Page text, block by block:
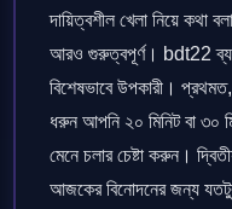
দায়িত্বশীল খেলা নিয়ে কথা
আরও গুরুত্বপূর্ণ। bdt22
বিশেষভাবে উপকারী।
ধরুন আপনি ২০ মিনিট বা ৩০
মেনে চলার চেষ্টা করুন।
আজকের বিনোদনের জন্য যতটুকু